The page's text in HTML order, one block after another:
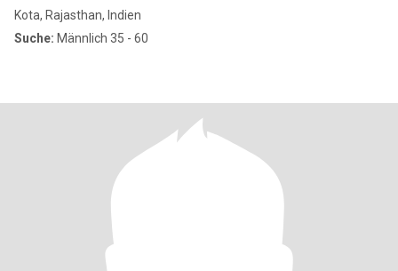
Kota, Rajasthan, Indien
Suche: Männlich 35 - 60